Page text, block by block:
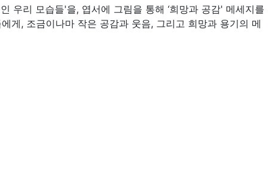
우리 모습들'을, 엽서에 그림을 통해 ‘희망과 공감' 메세지를
게, 조금이나마 작은 공감과 웃음, 그리고 희망과 용기의 메